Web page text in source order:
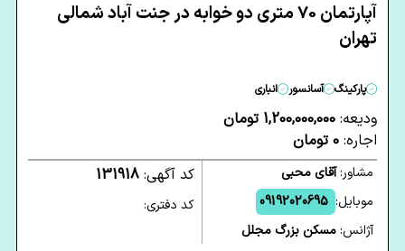
آپارتمان 70 متری دو خوابه در جنت آباد شمالی
تهران
پارکینگ آسانسور انباری
ودیعه: 1,200,000,000 تومان
اجاره: 0 تومان
مشاور:آقای محبی
موبایل: 09192020695
آژانس:مسکن بزرگ مجلل
کد آگهی: 131918
کد دفتری: